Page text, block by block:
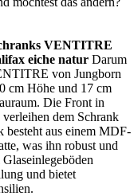
VENTITRE
eiche natur Darum
von Jungborn
cm Höhe und 17 cm
Die Front in
dem Schrank
besteht aus einem MDF-
was ihn robust und
und bietet